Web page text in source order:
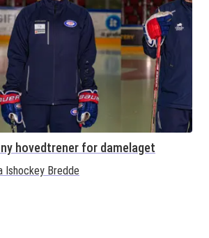
hovedtrener for damelaget
Ishockey Bredde